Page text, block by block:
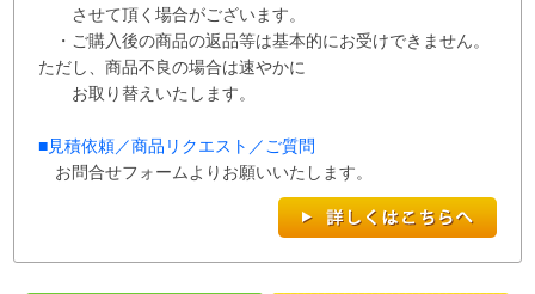
させて頂く場合がございます。
・ご購入後の商品の返品等は基本的にお受けできません。
ただし、商品不良の場合は速やかに
お取り替えいたします。
■見積依頼／商品リクエスト／ご質問
お問合せフォームよりお願いいたします。